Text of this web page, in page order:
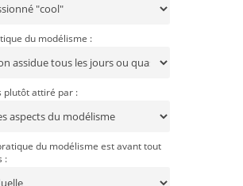
du modélisme :
plutôt attiré par :
du modélisme est avant tout
: